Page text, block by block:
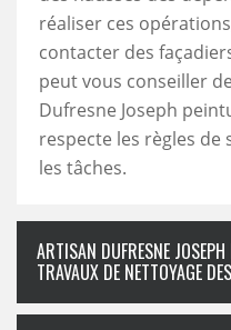
réaliser ces
contacter des
peut vous conseiller
Dufresne Joseph
respecte les règles
les tâches.
ARTISAN DUFRESNE
TRAVAUX DE NETTOYAGE